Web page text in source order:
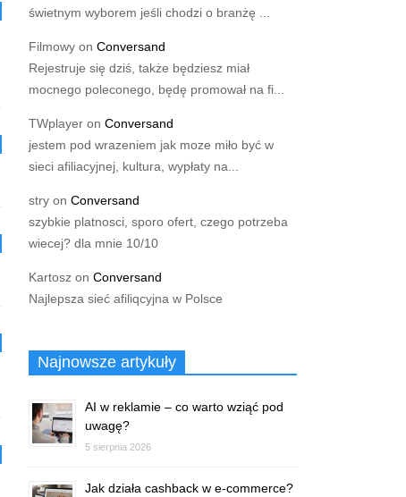
świetnym wyborem jeśli chodzi o branżę ...
Filmowy on Conversand
Rejestruje się dziś, także będziesz miał
mocnego poleconego, będę promował na fi...
TWplayer on Conversand
jestem pod wrazeniem jak moze miło być w
sieci afiliacyjnej, kultura, wypłaty na...
stry on Conversand
szybkie platnosci, sporo ofert, czego potrzeba
wiecej? dla mnie 10/10
Kartosz on Conversand
Najlepsza sieć afiliqcyjna w Polsce
Najnowsze artykuły
AI w reklamie – co warto wziąć pod
uwagę?
5 sierpnia 2026
Jak działa cashback w e-commerce?